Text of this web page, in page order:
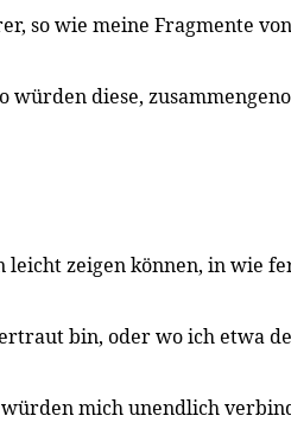
so wie meine Fragmente
würden diese,
leicht zeigen können, in wie
bin, oder wo ich etwa
mich unendlich